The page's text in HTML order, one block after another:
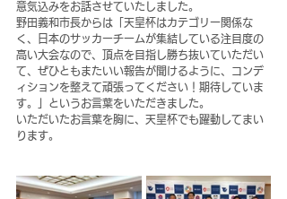
意気込みをお話させていたしました。
野田義和市長からは「天皇杯はカテゴリー関係な
く、日本のサッカーチームが集結している注目度の
高い大会なので、頂点を目指し勝ち抜いていただい
て、ぜひともまたいい報告が聞けるように、コンデ
ィションを整えて頑張ってください！期待していま
す。」というお言葉をいただきました。
いただいたお言葉を胸に、天皇杯でも躍動してまい
ります。